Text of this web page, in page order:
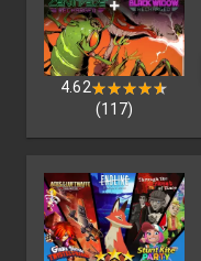
4.62★★★★★
★★★★★
(117)